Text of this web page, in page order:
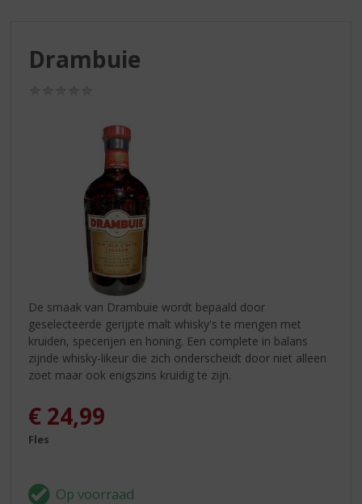
Drambuie
De smaak van Drambuie wordt bepaald door
geselecteerde gerijpte malt whisky's te mengen met
kruiden, specerijen en honing. Een complete in balans
zijnde whisky-likeur die zich onderscheidt door niet alleen
zoet maar ook enigszins kruidig te zijn.
€ 24,99
Fles